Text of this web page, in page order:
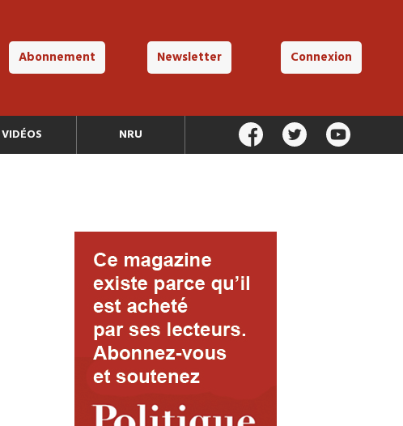
Abonnement Newsletter Connexion
VIDÉOS NRU